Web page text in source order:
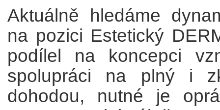
Aktuálně hledáme
na pozici Estetický
podílel na koncepci
spolupráci na plný i
dohodou, nutné je